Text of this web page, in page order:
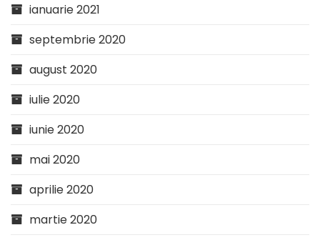
ianuarie 2021
septembrie 2020
august 2020
iulie 2020
iunie 2020
mai 2020
aprilie 2020
martie 2020